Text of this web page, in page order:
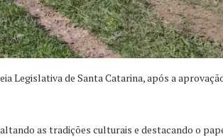
Legislativa de Santa Catarina, após a
as tradições culturais e destacando o